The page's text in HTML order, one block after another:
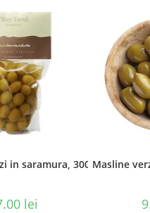
in saramura, 300 gr
lei
Masline